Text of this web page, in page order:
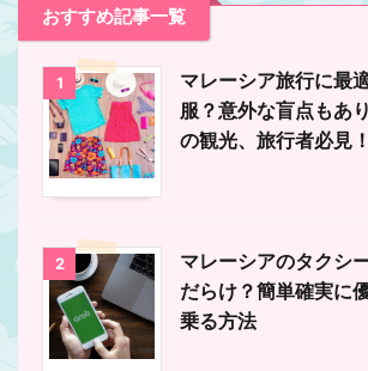
おすすめ記事一覧
1
マレーシア旅行に最
服？意外な盲点もあ
の観光、旅行者必見！
2
マレーシアのタクシ
だらけ？簡単確実に
乗る方法